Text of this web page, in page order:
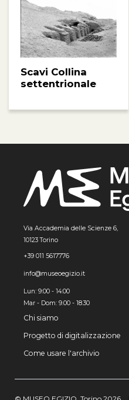
Scavi Collina
settentrionale
Via Accademia delle Scienze 6,
10123 Torino
+39 011 5617776
info@museoegizio.it
Lun: 9:00 - 14:00
Mar - Dom: 9.00 - 18.30
Chi siamo
Progetto di digitalizzazione
Come usare l'archivio